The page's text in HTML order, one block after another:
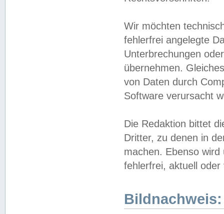
Wir möchten
fehlerfrei angelegte
Unterbrechungen
übernehmen.
von Daten durch
Software verursacht
Die Redaktion bittet
Dritter, zu denen in
machen. Ebenso
fehlerfrei, aktuell oder
Bildnachweis: